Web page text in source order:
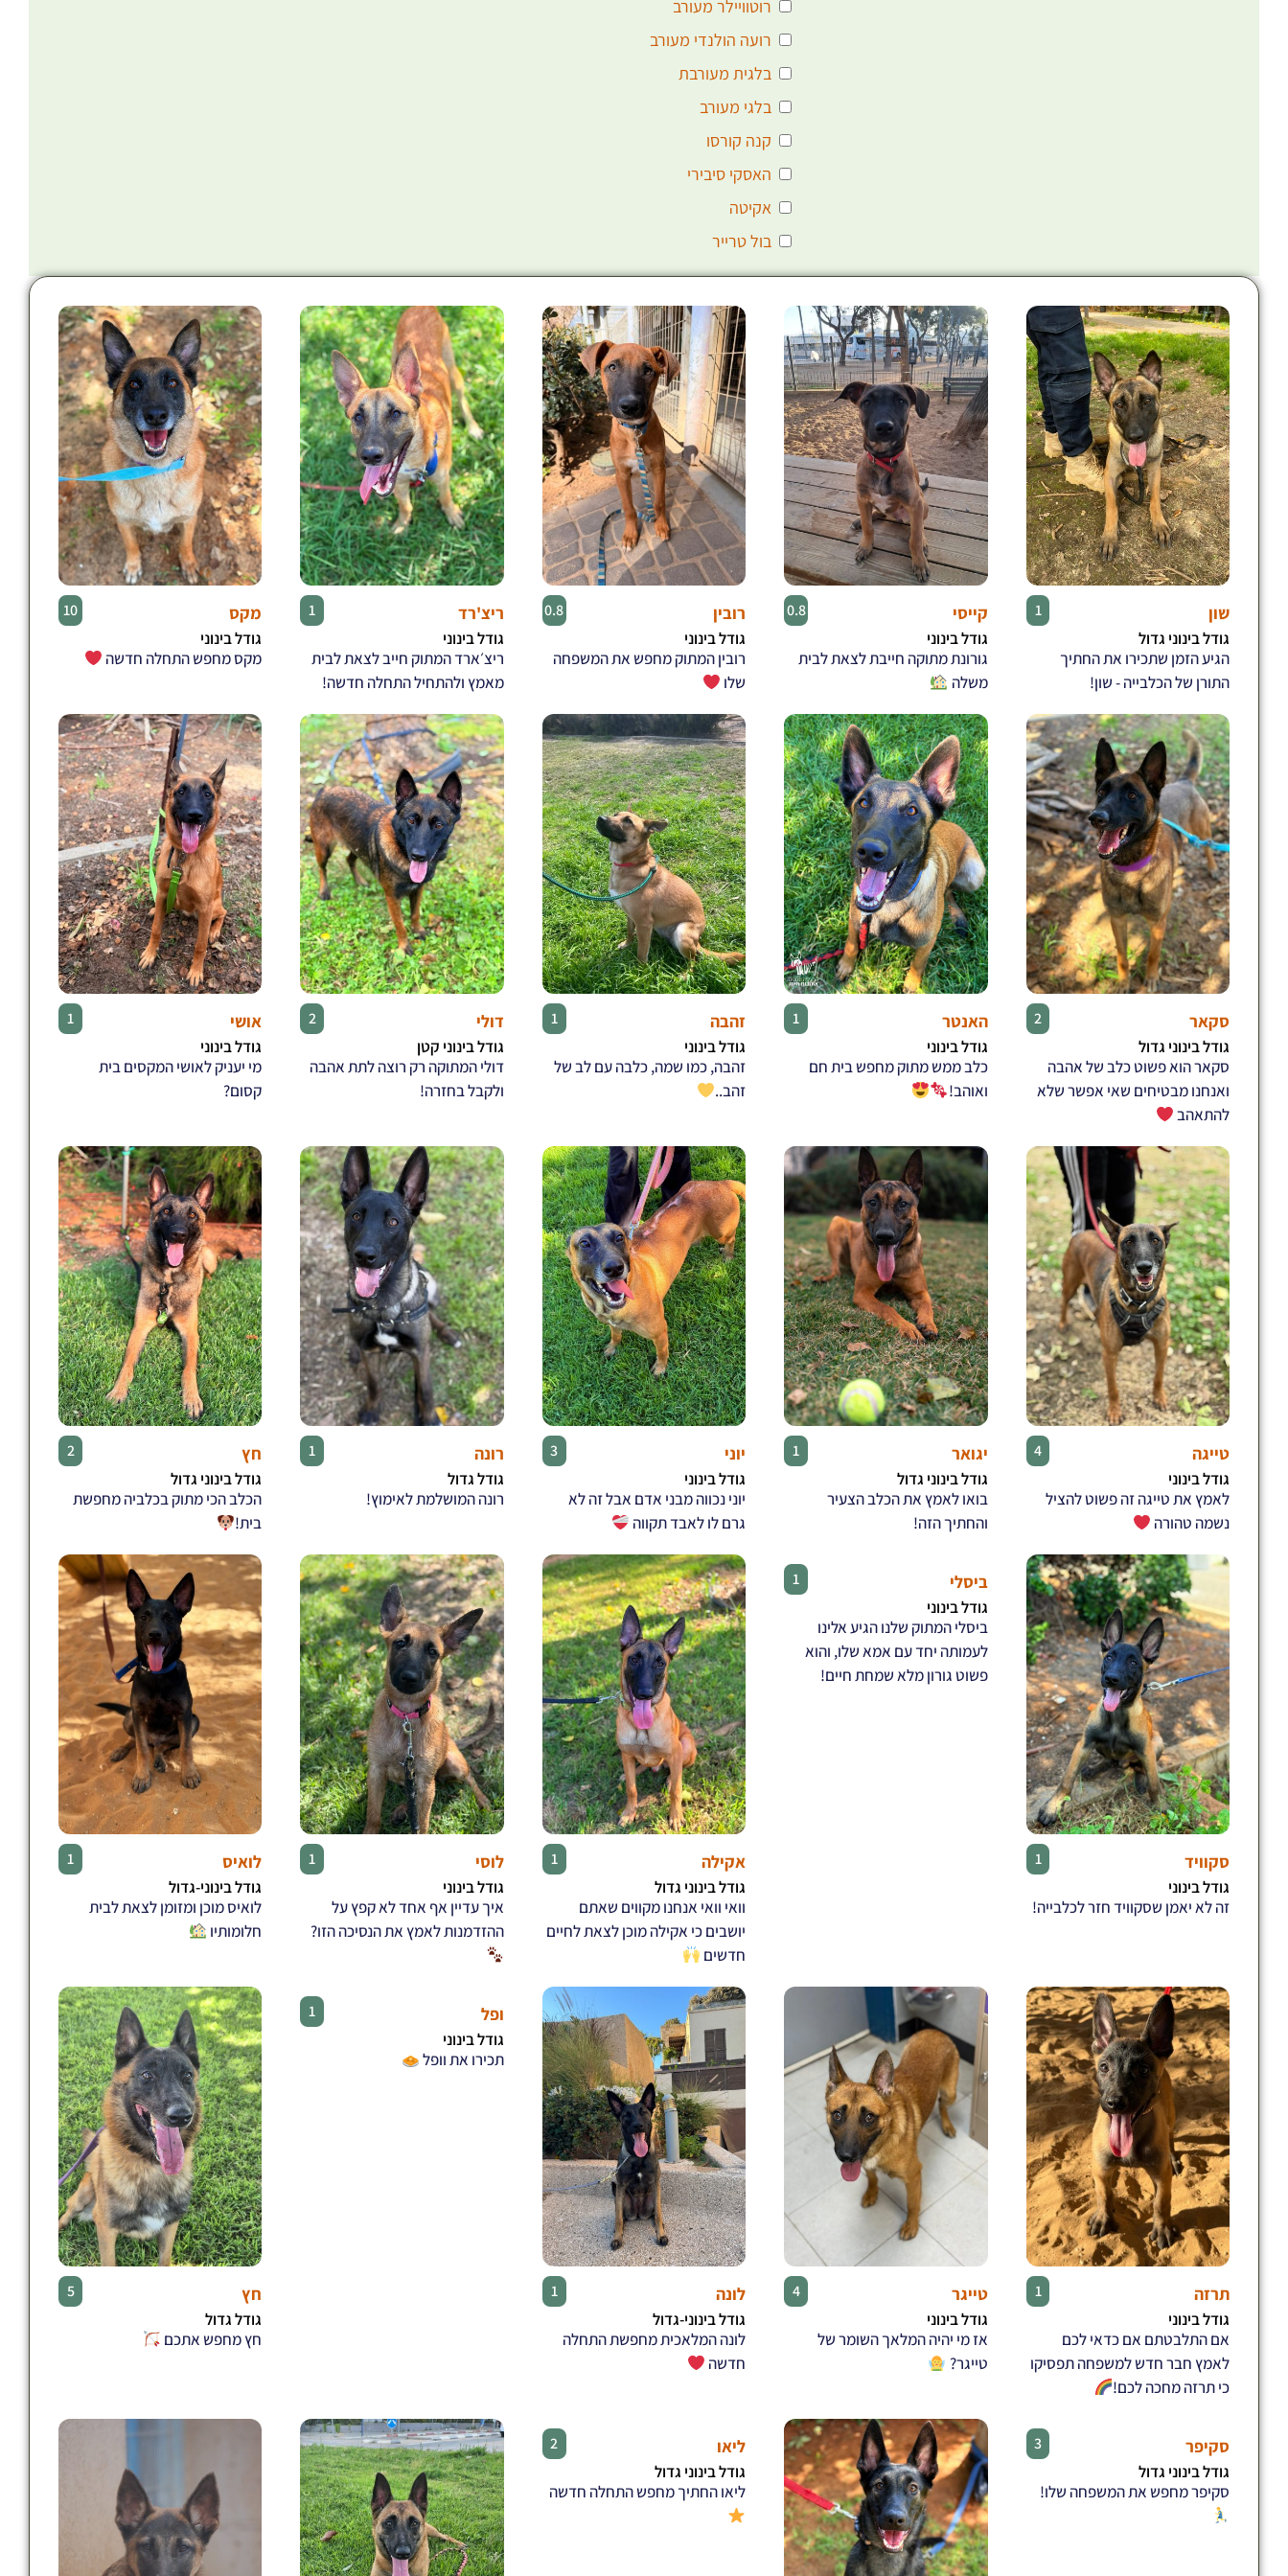
רוטוויילר מעורב
רועה הולנדי מעורב
בלגית מעורבת
בלגי מעורב
קנה קורסו
האסקי סיבירי
אקיטה
בול טרייר
אמריקן בולי
שון 1
גודל בינוני גדול
הגיע הזמן שתכירו את החתיך
התורן של הכלבייה - שון!
קייסי 0.8
גודל בינוני
גורונת מתוקה חייבת לצאת לבית
משלה
רובין 0.8
גודל בינוני
רובין המתוק מחפש את המשפחה
שלו
ריצ'רד 1
גודל בינוני
ריצ׳ארד המתוק חייב לצאת לבית
מאמץ ולהתחיל התחלה חדשה!
מקס 10
גודל בינוני
מקס מחפש התחלה חדשה
סקאר 2
גודל בינוני גדול
סקאר הוא פשוט כלב של אהבה
ואנחנו מבטיחים שאי אפשר שלא
להתאהב
האנטר 1
גודל בינוני
כלב ממש מתוק מחפש בית חם
ואוהב!
זהבה 1
גודל בינוני
זהבה, כמו שמה, כלבה עם לב של
זהב..
דולי 2
גודל בינוני קטן
דולי המתוקה רק רוצה לתת אהבה
ולקבל בחזרה!
אושי 1
גודל בינוני
מי יעניק לאושי המקסים בית
קסום?
טייגה 4
גודל בינוני
לאמץ את טייגה זה פשוט להציל
נשמה טהורה
יגואר 1
גודל בינוני גדול
בואו לאמץ את הכלב הצעיר
והחתיך הזה!
יוני 3
גודל בינוני
יוני נכווה מבני אדם אבל זה לא
גרם לו לאבד תקווה
רונה 1
גודל גדול
רונה המושלמת לאימוץ!
חץ 2
גודל בינוני גדול
הכלב הכי מתוק בכלביה מחפשת
בית!
סקוויד 1
גודל בינוני
זה לא יאמן שסקוויד חזר לכלבייה!
ביסלי 1
גודל בינוני
ביסלי המתוק שלנו הגיע אלינו
לעמותה יחד עם אמא שלו, והוא
פשוט גורון מלא שמחת חיים!
אקילה 1
גודל בינוני גדול
וואי וואי אנחנו מקווים שאתם
יושבים כי אקילה מוכן לצאת לחיים
חדשים
לוסי 1
גודל בינוני
איך עדיין אף אחד לא קפץ על
ההזדמנות לאמץ את הנסיכה הזו?
לואיס 1
גודל בינוני-גדול
לואיס מוכן ומזומן לצאת לבית
חלומותיו
תרזה 1
גודל בינוני
אם התלבטתם אם כדאי לכם
לאמץ חבר חדש למשפחה תפסיקו
כי תרזה מחכה לכם!
טייגר 4
גודל בינוני
אז מי יהיה המלאך השומר של
טייגר?
לונה 1
גודל בינוני-גדול
לונה המלאכית מחפשת התחלה
חדשה
ופל 1
גודל בינוני
תכירו את וופל
חץ 5
גודל גדול
חץ מחפש אתכם
סקיפר 3
גודל בינוני גדול
סקיפר מחפש את המשפחה שלו!
ליאו 2
גודל בינוני גדול
ליאו החתיך מחפש התחלה חדשה